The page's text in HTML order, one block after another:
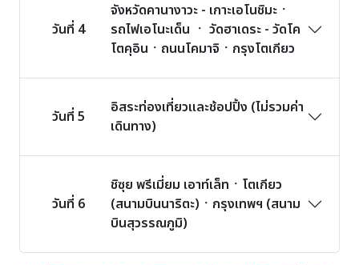
วันที่ 4
จังหวัดคานางาวะ - เกาะเอโนชิมะㆍ
รถไฟเอโนะเด็น ㆍ วัดฮาเดระ - วัดโค
โตคุอินㆍถนนโคมาจิㆍกรุงโตเกียว
วันที่ 5
อิสระท่องเที่ยวและช้อปปิ้ง (ไม่รวมค่า
เดินทาง)
วันที่ 6
ชิซุย พรีเมี่ยม เอาท์เล็ทㆍโตเกียว
(สนามบินนาริตะ)ㆍกรุงเทพฯ (สนาม
บินสุวรรณภูมิ)